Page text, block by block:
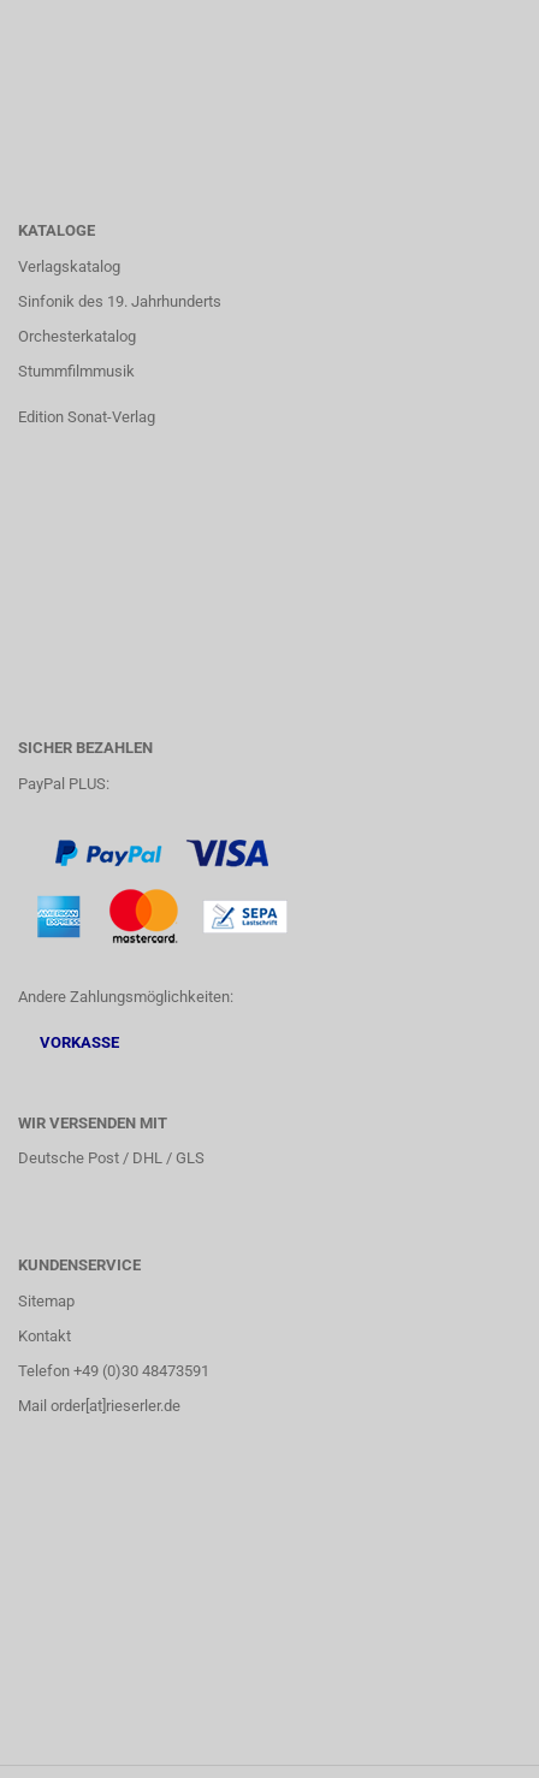
KATALOGE
Verlagskatalog
Sinfonik des 19. Jahrhunderts
Orchesterkatalog
Stummfilmmusik
Edition Sonat-Verlag
SICHER BEZAHLEN
PayPal PLUS:
Andere Zahlungsmöglichkeiten:
VORKASSE
WIR VERSENDEN MIT
Deutsche Post / DHL / GLS
KUNDENSERVICE
Sitemap
Kontakt
Telefon +49 (0)30 48473591
Mail order[at]rieserler.de